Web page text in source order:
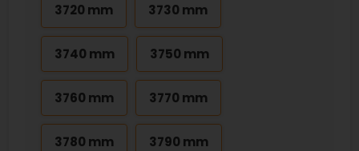
3720 mm 3730 mm
3740 mm 3750 mm
3760 mm 3770 mm
3780 mm 3790 mm